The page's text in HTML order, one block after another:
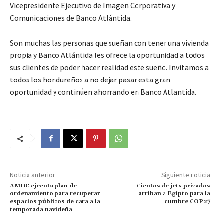
Vicepresidente Ejecutivo de Imagen Corporativa y
Comunicaciones de Banco Atlántida.
Son muchas las personas que sueñan con tener una vivienda
propia y Banco Atlántida les ofrece la oportunidad a todos
sus clientes de poder hacer realidad este sueño. Invitamos a
todos los hondureños a no dejar pasar esta gran
oportunidad y continúen ahorrando en Banco Atlantida.
Noticia anterior
AMDC ejecuta plan de
ordenamiento para recuperar
espacios públicos de cara a la
temporada navideña
Siguiente noticia
Cientos de jets privados
arriban a Egipto para la
cumbre COP27